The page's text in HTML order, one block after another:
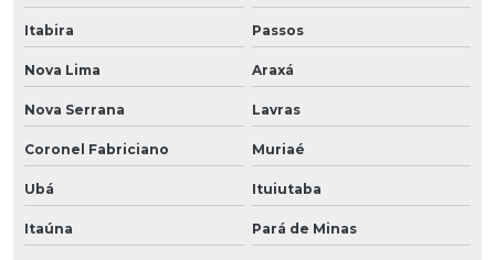
Itabira Passos
Nova Lima Araxá
Nova Serrana Lavras
Coronel Fabriciano Muriaé
Ubá Ituiutaba
Itaúna Pará de Minas